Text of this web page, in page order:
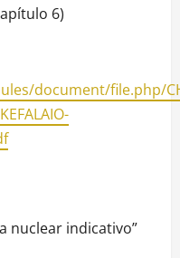
6)
document/file.php/
nuclear indicativo”